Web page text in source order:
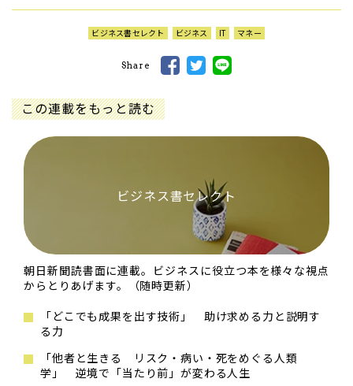
ビジネス書セレクト ビジネス IT マネー
Share
この連載をもっと読む
ビジネス書セレクト
朝日新聞読書面に連載。ビジネスに役立つ本を様々な視点
からとりあげます。（随時更新）
「どこでも成果を出す技術」 助け求める力と説明す
る力
「他者と生きる リスク・病い・死をめぐる人類
学」 逆境で「当たり前」が変わる人生